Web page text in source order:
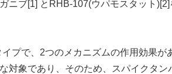
ニブ[1] とRHB-107(ウパモスタット
プで、2つのメカニズムの作用効果が
対象であり、そのため、スパイクタ